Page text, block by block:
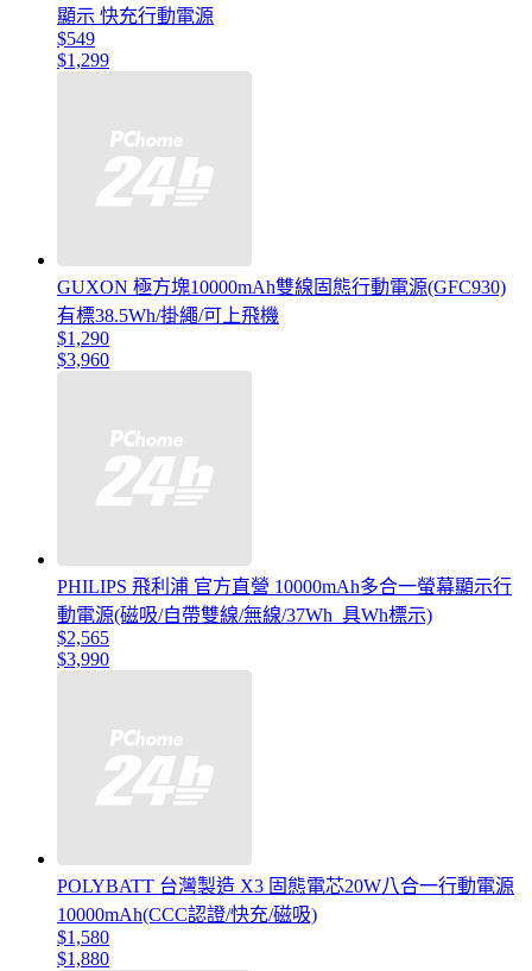
顯示 快充行動電源
$549
$1,299
GUXON 極方塊10000mAh雙線固態行動電源(GFC930)
有標38.5Wh/掛繩/可上飛機
$1,290
$3,960
PHILIPS 飛利浦 官方直營 10000mAh多合一螢幕顯示行
動電源(磁吸/自帶雙線/無線/37Wh_具Wh標示)
$2,565
$3,990
POLYBATT 台灣製造 X3 固態電芯20W八合一行動電源
10000mAh(CCC認證/快充/磁吸)
$1,580
$1,880